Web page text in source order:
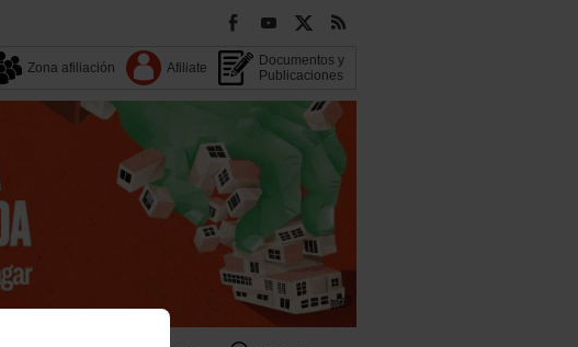
Zona afiliación Afiliate
Documentos y
Publicaciones